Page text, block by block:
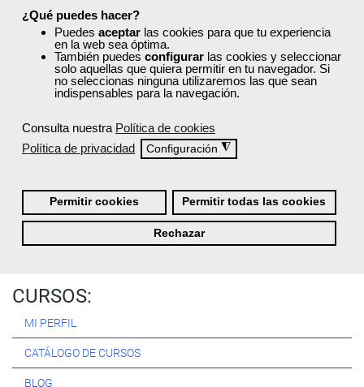
¿Qué puedes hacer?
Puedes aceptar las cookies para que tu experiencia
en la web sea óptima.
También puedes configurar las cookies y seleccionar
solo aquellas que quiera permitir en tu navegador. Si
no seleccionas ninguna utilizaremos las que sean
indispensables para la navegación.
Consulta nuestra Política de cookies
Política de privacidad
Configuración ◮
Permitir cookies Permitir todas las cookies
Rechazar
Quiénes Somos:
Especialistas en consultoría y formación para el empleo
Nuestro objetivo diario es, única y exclusivamente, ayudarte a
conseguir tus metas profesionales ofreciéndote los mejores
CURSOS:
MI PERFIL
CATÁLOGO DE CURSOS
BLOG